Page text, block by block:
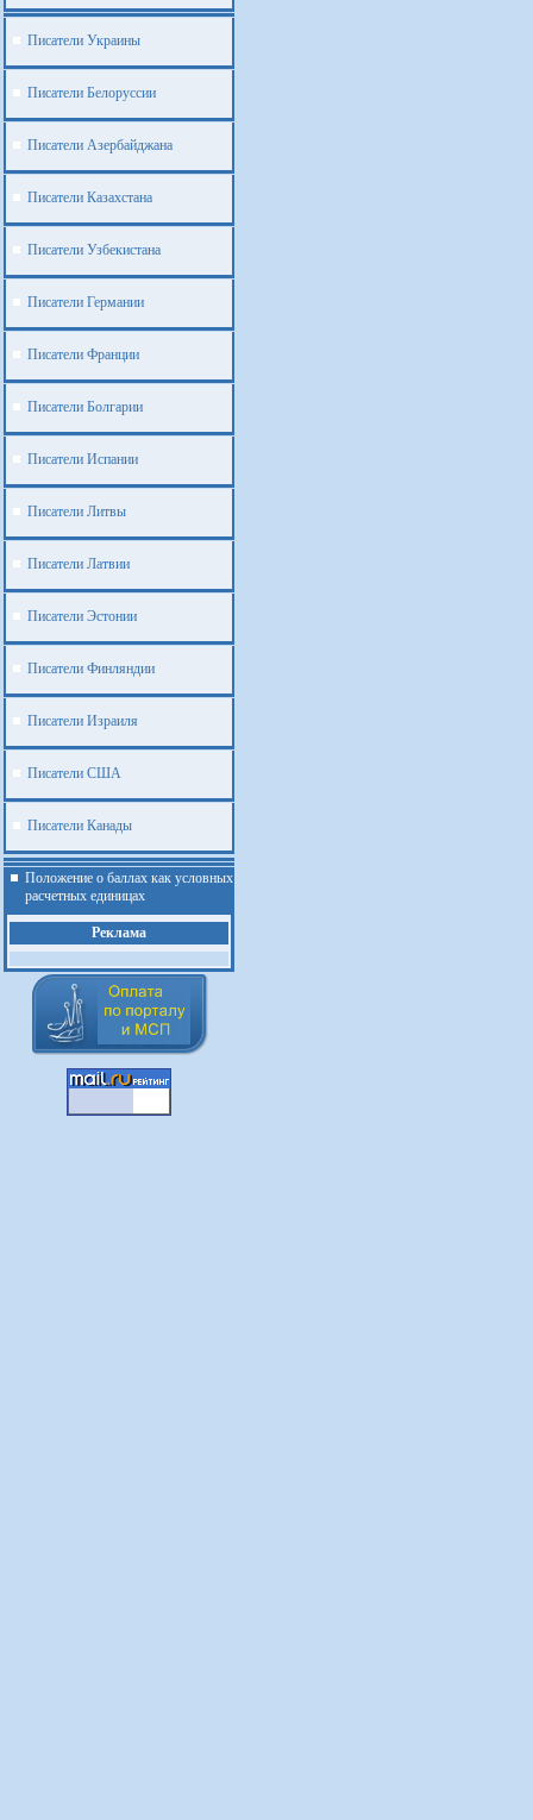
Писатели Украины
Писатели Белоруссии
Писатели Азербайджана
Писатели Казахстана
Писатели Узбекистана
Писатели Германии
Писатели Франции
Писатели Болгарии
Писатели Испании
Писатели Литвы
Писатели Латвии
Писатели Эстонии
Писатели Финляндии
Писатели Израиля
Писатели США
Писатели Канады
Положение о баллах как условных
расчетных единицах
Реклама